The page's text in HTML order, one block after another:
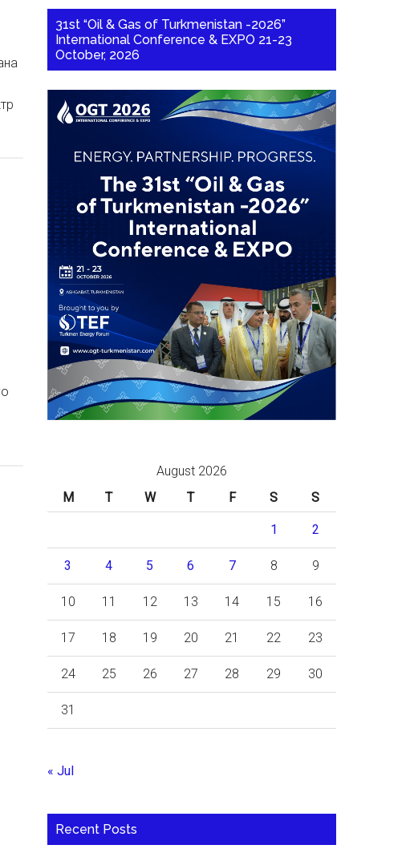
31st “Oil & Gas of Turkmenistan -2026”
International Conference & EXPO 21-23
October, 2026
August 2026
M
T W T F S S
1 2
3 4 5 6 7 8 9
10 11 12 13 14 15 16
17 18 19 20 21 22 23
24 25 26 27 28 29 30
31
« Jul
Recent Posts